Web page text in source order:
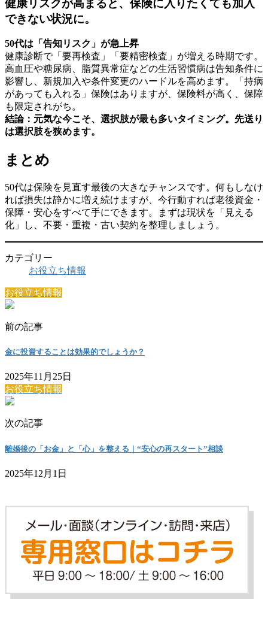
健康リスクが高まると、保険に入りたくても加入
できない状況に。
50代は「告知リスク」が急上昇
健康診断で「要再検査」「要精密検査」が増える時期です。
高血圧や糖尿病、脂質異常症などの生活習慣病は告知条件に
影響し、新規加入や条件変更のハードルを高めます。「持病
があっても入れる」保険はありますが、保険料が高く、保障
も限定されがち。
結論：元気な今こそ、選択肢が最も多いタイミング。先送り
は選択肢を狭めます。
まとめ
50代は保険を見直す最後の大きなチャンスです。何もしなけ
れば損失は静かに増え続けますが、今行動すれば老後資金・
保障・安心をすべて手にできます。まずは現状を「見える
化」し、不要・重複・古い契約を整理しましょう。
カテゴリー
お役立ち情報
お役立ち情報
前の記事
金に投資することは効果的でしょうか？
2025年11月25日
お役立ち情報
次の記事
離婚後の「お金」と「心」を整える｜“安心の再スタート”相談
2025年12月1日